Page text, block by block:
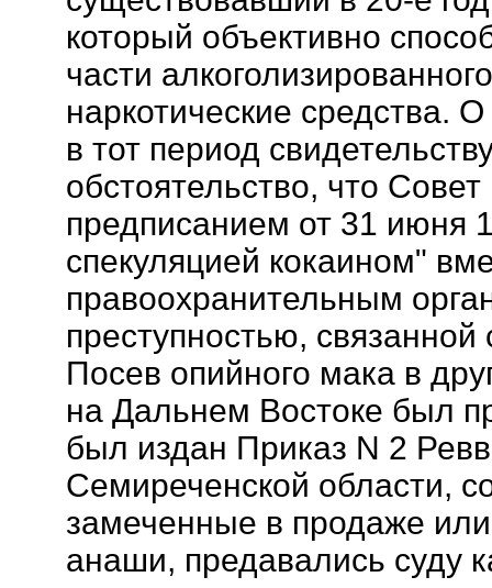
который объективно
части
наркотические средства.
в тот период
обстоятельство, что
предписанием от 31 июня
спекуляцией кокаином"
правоохранительным
преступностью, связанной
Посев опийного мака в
на Дальнем Востоке был
был издан Приказ N 2
Семиреченской области,
замеченные в продаже
анаши, предавались суду